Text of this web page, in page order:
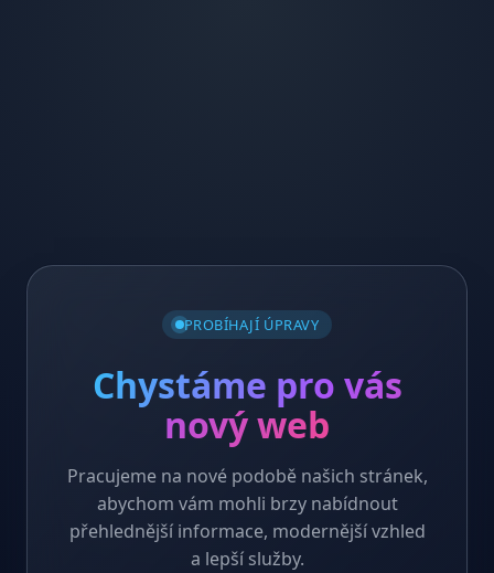
PROBÍHAJÍ ÚPRAVY
Chystáme pro vás
nový web
Pracujeme na nové podobě našich stránek,
abychom vám mohli brzy nabídnout
přehlednější informace, modernější vzhled
a lepší služby.